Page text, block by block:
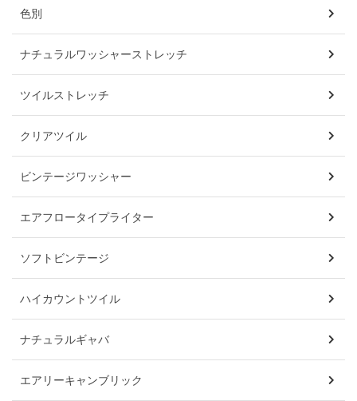
色別
ナチュラルワッシャーストレッチ
ツイルストレッチ
クリアツイル
ビンテージワッシャー
エアフロータイプライター
ソフトビンテージ
ハイカウントツイル
ナチュラルギャバ
エアリーキャンブリック